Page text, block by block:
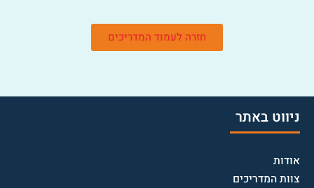
חזרה לעמוד המדריכים
ניווט באתר
אודות
צוות המדריכים